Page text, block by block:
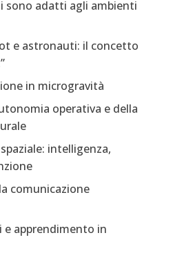
sono adatti agli ambienti
e astronauti: il concetto
in microgravità
operativa e della
intelligenza,
comunicazione
e apprendimento in